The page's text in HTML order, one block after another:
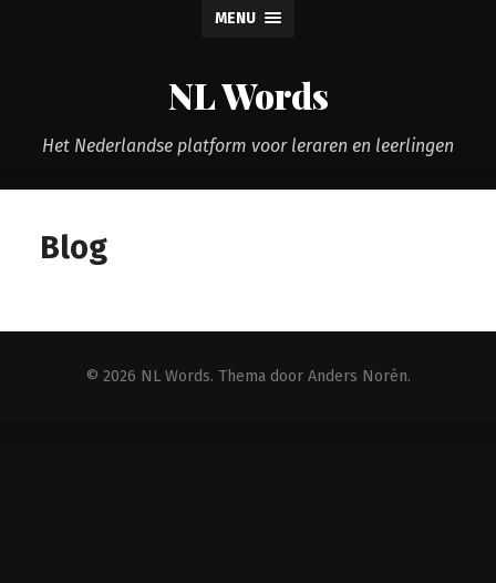
MENU
NL Words
Het Nederlandse platform voor leraren en leerlingen
Blog
© 2026 NL Words. Thema door Anders Norén.